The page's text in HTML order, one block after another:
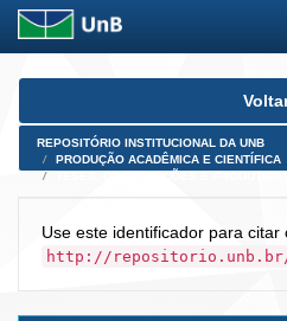
Skip
REPOSITÓRIO INSTITUCIONAL DA UNB
PRODUÇÃO ACADÊMICA E CIENTÍFICA
Use este identificador para
http://repositorio.unb.br/